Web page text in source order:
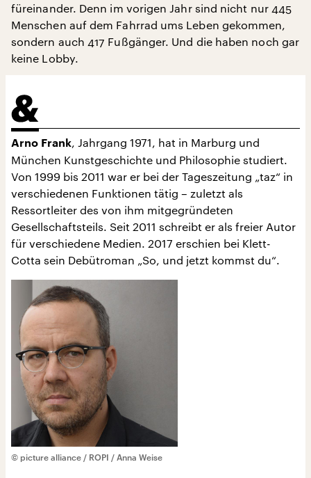
füreinander. Denn im vorigen Jahr sind nicht nur 445
Menschen auf dem Fahrrad ums Leben gekommen,
sondern auch 417 Fußgänger. Und die haben noch gar
keine Lobby.
Arno Frank, Jahrgang 1971, hat in Marburg und
München Kunstgeschichte und Philosophie studiert.
Von 1999 bis 2011 war er bei der Tageszeitung „taz“ in
verschiedenen Funktionen tätig – zuletzt als
Ressortleiter des von ihm mitgegründeten
Gesellschaftsteils. Seit 2011 schreibt er als freier Autor
für verschiedene Medien. 2017 erschien bei Klett-
Cotta sein Debütroman „So, und jetzt kommst du“.
© picture alliance / ROPI / Anna Weise